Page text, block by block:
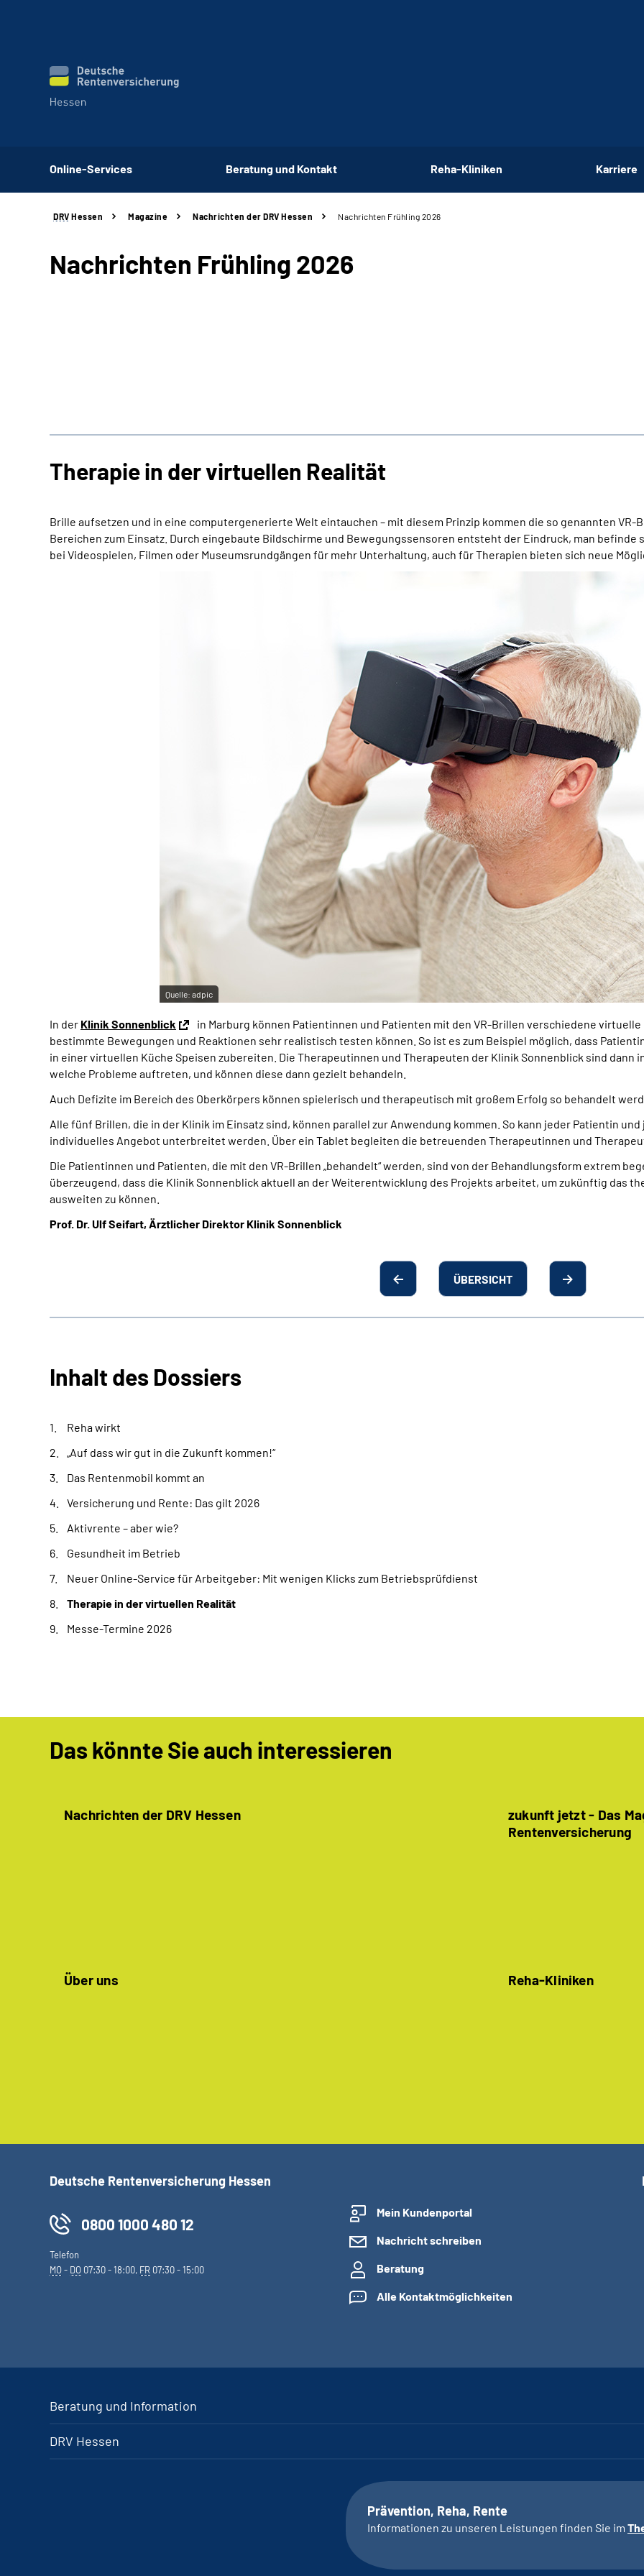
Online-Services Beratung und Kontakt Reha-Kliniken Karriere
DRV Hessen Magazine Nachrichten der DRV Hessen Nachrichten Frühling 2026
Nachrichten Frühling 2026
Therapie in der virtuellen Realität
Brille aufsetzen und in eine computergenerierte Welt eintauchen – mit diesem Prinzip kommen die so genannten
Bereichen zum Einsatz. Durch eingebaute Bildschirme und Bewegungssensoren entsteht der Eindruck, man
bei Videospielen, Filmen oder Museumsrundgängen für mehr Unterhaltung, auch für Therapien bieten sich neue
Quelle: adpic
In der Klinik Sonnenblick
in Marburg können Patientinnen und Patienten mit den VR-Brillen verschiedene
bestimmte Bewegungen und Reaktionen sehr realistisch testen können. So ist es zum Beispiel möglich, dass
in einer virtuellen Küche Speisen zubereiten. Die Therapeutinnen und Therapeuten der Klinik Sonnenblick sind dann
welche Probleme auftreten, und können diese dann gezielt behandeln.
Auch Defizite im Bereich des Oberkörpers können spielerisch und therapeutisch mit großem Erfolg so behandelt
Alle fünf Brillen, die in der Klinik im Einsatz sind, können parallel zur Anwendung kommen. So kann jeder Patientin
individuelles Angebot unterbreitet werden. Über ein Tablet begleiten die betreuenden Therapeutinnen und
Die Patientinnen und Patienten, die mit den VR-Brillen „behandelt“ werden, sind von der Behandlungsform extrem
überzeugend, dass die Klinik Sonnenblick aktuell an der Weiterentwicklung des Projekts arbeitet, um zukünftig das
ausweiten zu können.
Prof. Dr. Ulf Seifart, Ärztlicher Direktor Klinik Sonnenblick
ÜBERSICHT
Inhalt des Dossiers
Reha wirkt
„Auf dass wir gut in die Zukunft kommen!“
Das Rentenmobil kommt an
Versicherung und Rente: Das gilt 2026
Aktivrente – aber wie?
Gesundheit im Betrieb
Neuer Online-Service für Arbeitgeber: Mit wenigen Klicks zum Betriebsprüfdienst
Therapie in der virtuellen Realität
Messe-Termine 2026
Das könnte Sie auch interessieren
Nachrichten der DRV Hessen
zukunft jetzt - Das
Rentenversicherung
Über uns Reha-Kliniken
Deutsche Rentenversicherung Hessen
0800 1000 480 12
Telefon
MO- DO 07:30 - 18:00, FR 07:30 - 15:00
Mein Kundenportal
Nachricht schreiben
Beratung
Alle Kontaktmöglichkeiten
Beratung und Information
DRV Hessen
Prävention, Reha, Rente
Informationen zu unseren Leistungen finden Sie im